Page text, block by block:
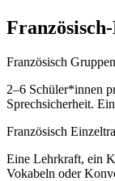
Französisch
Französisch
2–6 Schüler*innen
Sprechsicherheit.
Französisch
Eine Lehrkraft, ein
Vokabeln oder